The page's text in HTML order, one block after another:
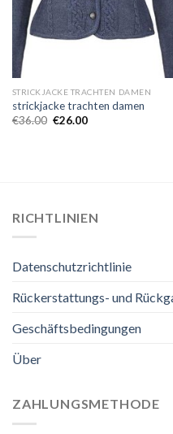
STRICKJACKE TRACHTEN DAMEN
strickjacke trachten damen
€36.00 €26.00
RICHTLINIEN
Datenschutzrichtlinie
Rückerstattungs- und
Geschäftsbedingungen
Über
ZAHLUNGSMETHODE